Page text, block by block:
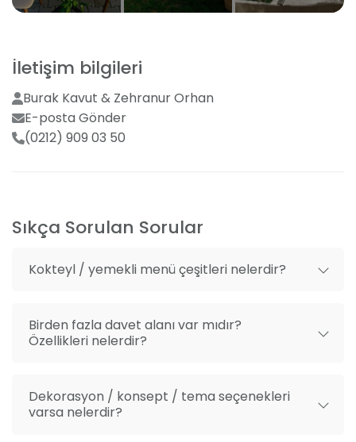
Masa süsleme ve dekorasyon
Dj ve müzik grubu temini
Etkinlik sorumlusu
Düğün pastası
İletişim bilgileri
Burak Kavut & Zehranur Orhan
E-posta Gönder
(0212) 909 03 50
Sıkça Sorulan Sorular
Kokteyl / yemekli menü çeşitleri nelerdir?
Birden fazla davet alanı var mıdır?
Özellikleri nelerdir?
Dekorasyon / konsept / tema seçenekleri
varsa nelerdir?